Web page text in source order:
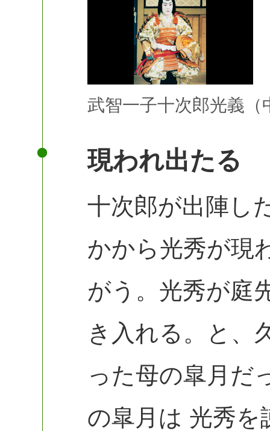
武智一子十次郎光義
現われ出たる
十次郎が出陣し
かから光秀が現
がう。光秀が庭
き入れる。と、
った母の皐月だ
の皐月は 光秀を